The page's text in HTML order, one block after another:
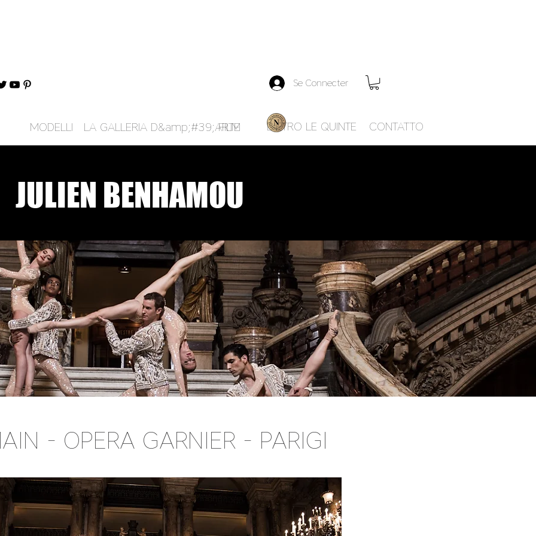
Se Connecter
MODELLI LA GALLERIA D&amp;#39;ARTE
FILM DIETRO LE QUINTE CONTATTO
JULIEN BENHAMOU
- OPERA GARNIER - PARIGI